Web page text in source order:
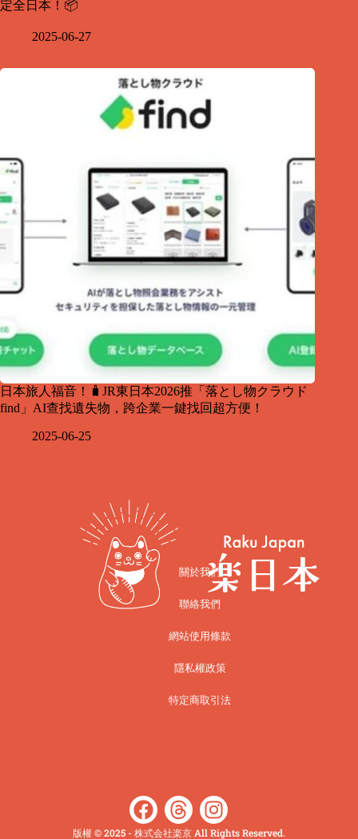
定全日本！📦
2025-06-27
日本旅人福音！🧳JR東日本2026推「落とし物クラウド
find」AI查找遺失物，跨企業一鍵找回超方便！
2025-06-25
關於我們
聯絡我們
網站使用條款
隱私權政策
特定商取引法
版權 © 2025 - 株式会社楽京 All Rights Reserved.​